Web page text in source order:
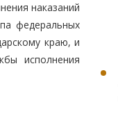
наказаний
федеральных
краю, и
исполнения